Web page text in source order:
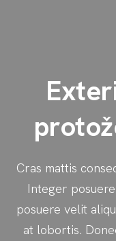
Cras mattis
Integer
posuere velit
at lobortis.